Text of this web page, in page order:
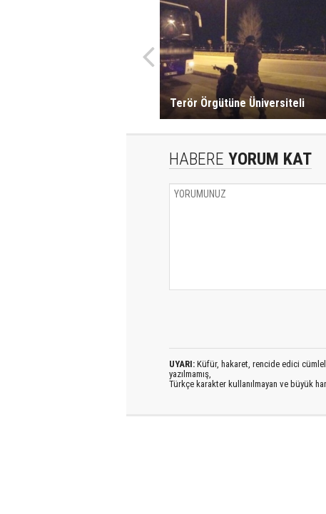
Terör Örgütüne Üniversiteli
HABERE YORUM KAT
UYARI: Küfür, hakaret, rencide edici
yazılmamış,
Türkçe karakter kullanılmayan ve büyük